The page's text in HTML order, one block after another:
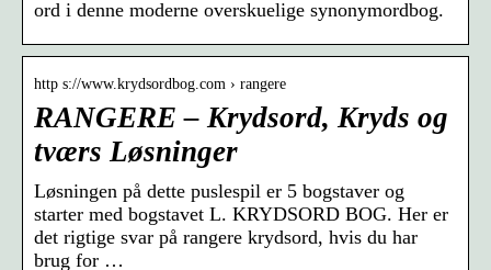
ord i denne moderne overskuelige synonymordbog.
http s://www.krydsordbog.com › rangere
RANGERE – Krydsord, Kryds og
tværs Løsninger
Løsningen på dette puslespil er 5 bogstaver og
starter med bogstavet L. KRYDSORD BOG. Her er
det rigtige svar på rangere krydsord, hvis du har
brug for …